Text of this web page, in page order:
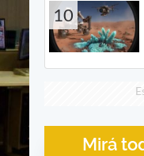
10
Mirá